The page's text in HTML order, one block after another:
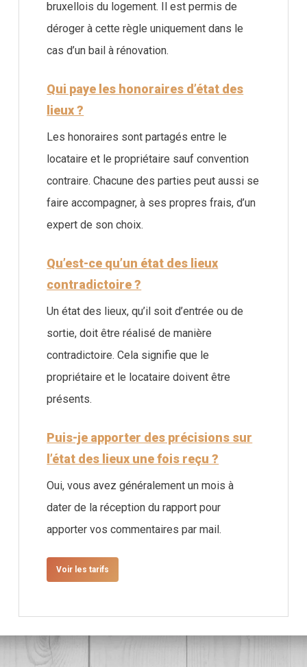
bruxellois du logement. Il est permis de
déroger à cette règle uniquement dans le
cas d’un bail à rénovation.
Qui paye les honoraires d’état des
lieux ?
Les honoraires sont partagés entre le
locataire et le propriétaire sauf convention
contraire. Chacune des parties peut aussi se
faire accompagner, à ses propres frais, d’un
expert de son choix.
Qu’est-ce qu’un état des lieux
contradictoire ?
Un état des lieux, qu’il soit d’entrée ou de
sortie, doit être réalisé de manière
contradictoire. Cela signifie que le
propriétaire et le locataire doivent être
présents.
Puis-je apporter des précisions sur
l’état des lieux une fois reçu ?
Oui, vous avez généralement un mois à
dater de la réception du rapport pour
apporter vos commentaires par mail.
Voir les tarifs